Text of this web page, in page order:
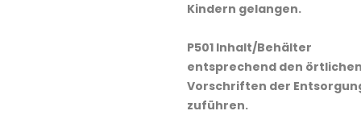
Kindern gelangen.
P501 Inhalt/Behälter
entsprechend den
Vorschriften der
zuführen.